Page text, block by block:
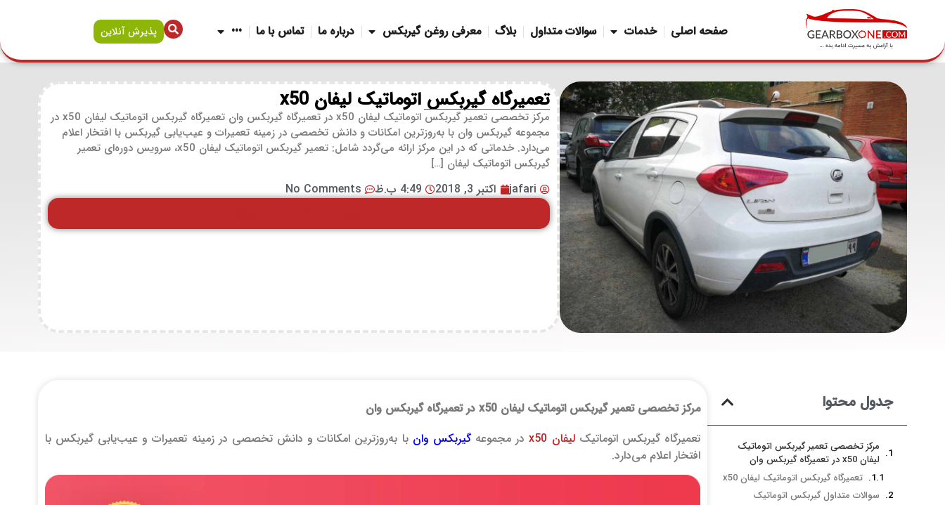
صفحه اصلی خدمات سوالات متداول بلاگ معرفی روغن گیربکس درباره ما تماس با ما ••• پذیرش آنلاین
تعمیرگاه گیربکس اتوماتیک لیفان x50
مرکز تخصصی تعمیر گیربکس اتوماتیک لیفان x50 در تعمیرگاه گیربکس وان تعمیرگاه گیربکس اتوماتیک لیفان x50 در
مجموعه گیربکس وان با به‌روزترین امکانات و دانش تخصصی در زمینه تعمیرات و عیب‌یابی گیربکس با افتخار اعلام
می‌دارد. خدماتی که در این مرکز ارائه می‌گردد شامل: تعمیر گیربکس اتوماتیک لیفان x50، سرویس دوره‌ای تعمیر
گیربکس اتوماتیک لیفان […]
jafari اکتبر 3, 2018 4:49 ب.ظ No Comments
جدول محتوا
مرکز تخصصی تعمیر گیربکس اتوماتیک
لیفان x50 در تعمیرگاه گیربکس وان
تعمیرگاه گیربکس اتوماتیک لیفان x50
سوالات متداول گیربکس اتوماتیک
مرکز تخصصی تعمیر گیربکس اتوماتیک لیفان x50 در تعمیرگاه گیربکس وان
تعمیرگاه گیربکس اتوماتیکلیفان x50 در مجموعهگیربکس وان با به‌روزترین امکانات و دانش تخصصی در زمینه تعمیرات و عیب‌یابی گیربکس با
افتخار اعلام می‌دارد.